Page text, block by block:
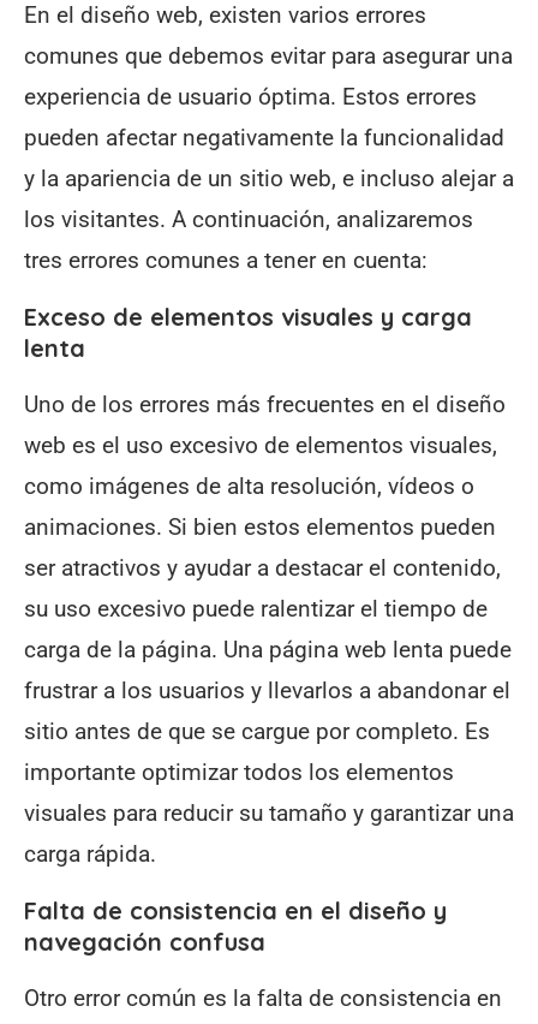
En el diseño web, existen varios errores
comunes que debemos evitar para asegurar una
experiencia de usuario óptima. Estos errores
pueden afectar negativamente la funcionalidad
y la apariencia de un sitio web, e incluso alejar a
los visitantes. A continuación, analizaremos
tres errores comunes a tener en cuenta:
Exceso de elementos visuales y carga
lenta
Uno de los errores más frecuentes en el diseño
web es el uso excesivo de elementos visuales,
como imágenes de alta resolución, vídeos o
animaciones. Si bien estos elementos pueden
ser atractivos y ayudar a destacar el contenido,
su uso excesivo puede ralentizar el tiempo de
carga de la página. Una página web lenta puede
frustrar a los usuarios y llevarlos a abandonar el
sitio antes de que se cargue por completo. Es
importante optimizar todos los elementos
visuales para reducir su tamaño y garantizar una
carga rápida.
Falta de consistencia en el diseño y
navegación confusa
Otro error común es la falta de consistencia en